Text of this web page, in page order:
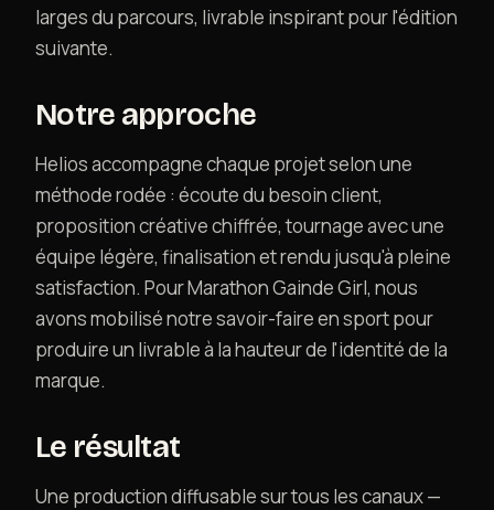
Réalisations
À propos
Contact
larges du parcours, livrable inspirant pour l'édition
suivante.
Notre approche
Helios accompagne chaque projet selon une
méthode rodée : écoute du besoin client,
proposition créative chiffrée, tournage avec une
équipe légère, finalisation et rendu jusqu'à pleine
satisfaction. Pour Marathon Gainde Girl, nous
avons mobilisé notre savoir-faire en sport pour
produire un livrable à la hauteur de l'identité de la
marque.
Le résultat
Une production diffusable sur tous les canaux —